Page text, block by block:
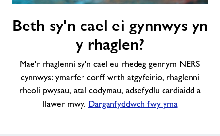
sy'n
cael
rhaglen?
Beth sy'n cael ei gynnwys yn
y rhaglen?
Mae'r rhaglenni sy'n cael eu rhedeg gennym NERS
cynnwys: ymarfer corff wrth atgyfeirio, rhaglenni
rheoli pwysau, atal codymau, adsefydlu cardiaidd a
llawer mwy. Darganfyddwch fwy yma